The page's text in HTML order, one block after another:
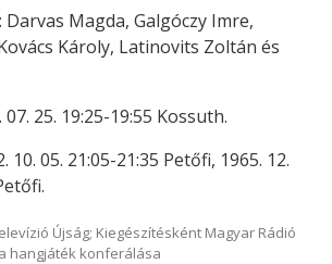
Magda, Galgóczy Imre,
Károly, Latinovits Zoltán és
25. 19:25-19:55 Kossuth.
10. 05. 21:05-21:35 Petőfi, 1965. 12.
Újság; Kiegészítésként Magyar Rádió
hangjáték konferálása